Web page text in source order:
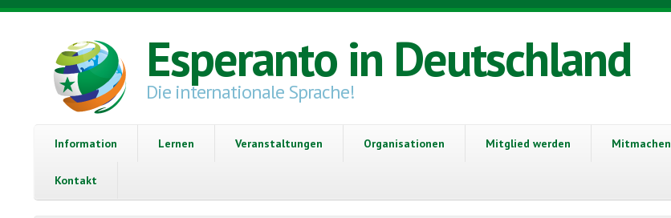
Direkt zum Inhalt
Esperanto in Deutschland
Die internationale Sprache!
Information Lernen Veranstaltungen Organisationen Mitglied werden Mitmachen
Kontakt